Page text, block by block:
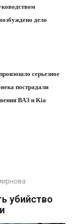
дело
серьезное
пострадали
ВАЗ и Kia
убийство